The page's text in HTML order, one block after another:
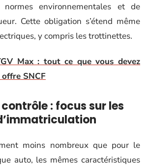
normes environnementales et de
Cette obligation s’étend même
y compris les trottinettes.
Max : tout ce que vous devez
SNCF
: focus sur les
moins nombreux que pour le
auto, les mêmes caractéristiques